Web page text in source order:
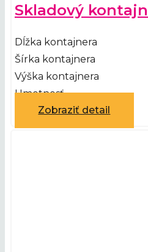
Skladový
Dĺžka kontajnera
Šírka kontajnera
Výška kontajnera
Hmotnosť
Zobraziť detail